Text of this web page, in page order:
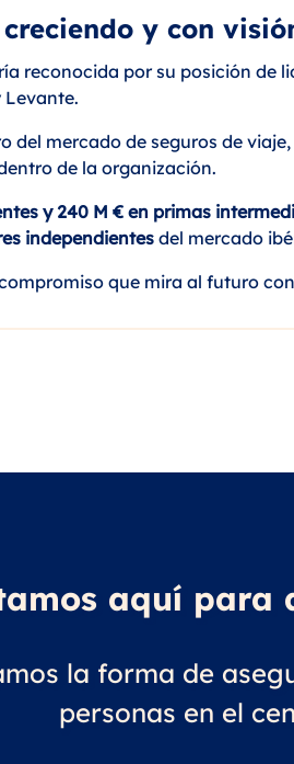
y con
reconocida por su posición de
Levante.
mercado de seguros de
de la organización.
y 240 M € en primas
independientes del mercado
que mira al futuro
aquí para
la forma de
personas en el